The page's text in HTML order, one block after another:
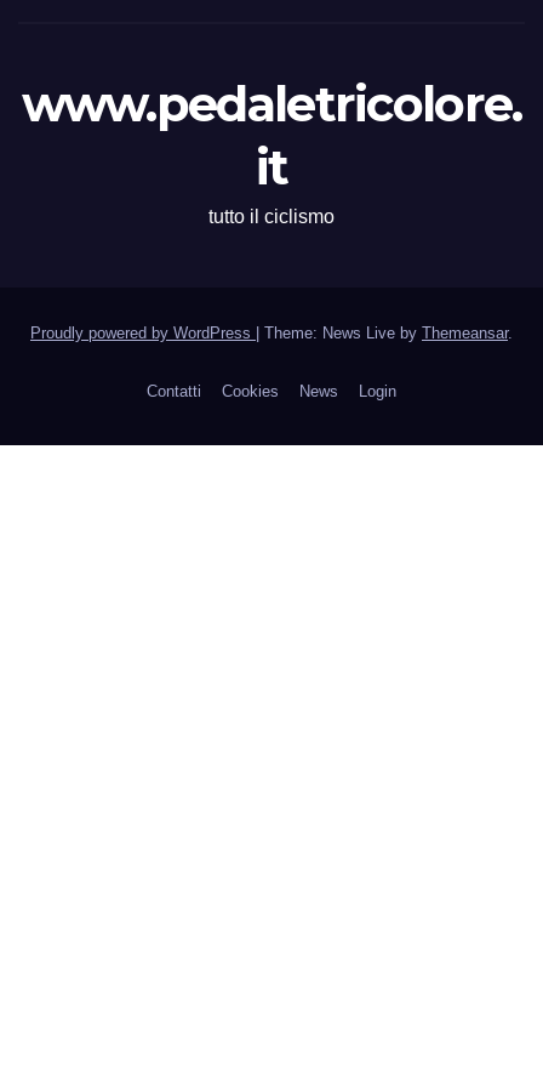
www.pedaletricolore.
it
tutto il ciclismo
Proudly powered by WordPress | Theme: News Live by Themeansar.
Contatti Cookies News Login